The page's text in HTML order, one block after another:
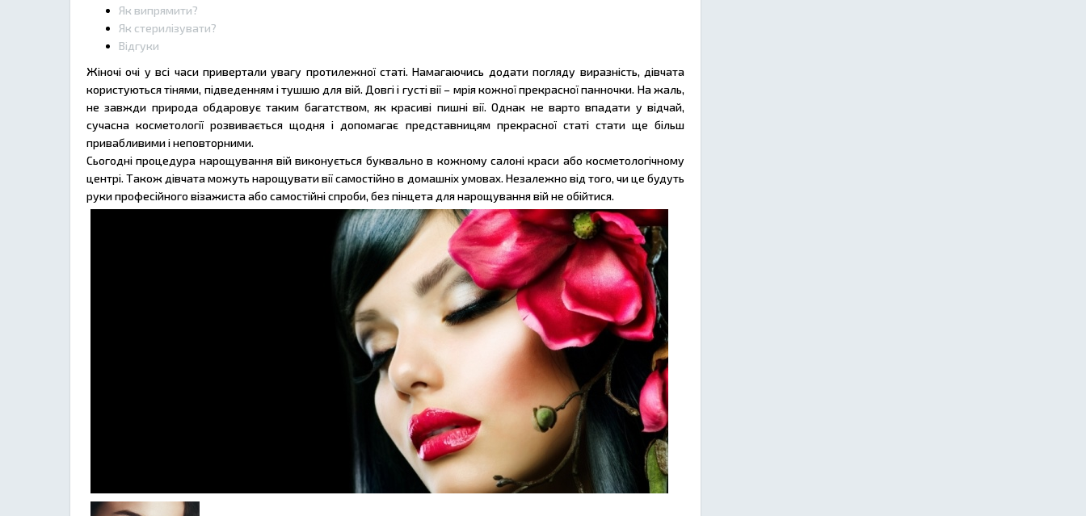
Як випрямити?
Як стерилізувати?
Відгуки
Жіночі очі у всі часи привертали увагу протилежної статі. Намагаючись додати погляду виразність, дівчата
користуються тінями, підведенням і тушшю для вій. Довгі і густі вії – мрія кожної прекрасної панночки. На жаль,
не завжди природа обдаровує таким багатством, як красиві пишні вії. Однак не варто впадати у відчай,
сучасна косметології розвивається щодня і допомагає представницям прекрасної статі стати ще більш
привабливими і неповторними.
Сьогодні процедура нарощування вій виконується буквально в кожному салоні краси або косметологічному
центрі. Також дівчата можуть нарощувати вії самостійно в домашніх умовах. Незалежно від того, чи це будуть
руки професійного візажиста або самостійні спроби, без пінцета для нарощування вій не обійтися.